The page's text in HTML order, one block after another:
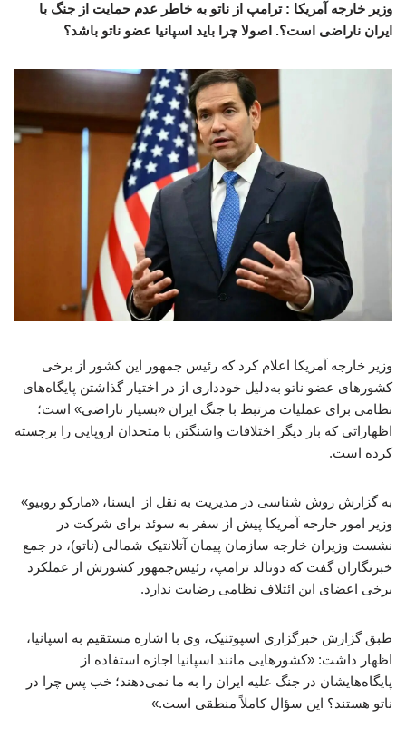
وزیر خارجه آمریکا : ترامپ از ناتو به خاطر عدم حمایت از جنگ با
ایران ناراضی است؟. اصولا چرا باید اسپانیا عضو ناتو باشد؟
وزیر خارجه آمریکا اعلام کرد که رئیس جمهور این کشور از برخی
کشورهای عضو ناتو به‌دلیل خودداری از در اختیار گذاشتن پایگاه‌های
نظامی برای عملیات مرتبط با جنگ ایران «بسیار ناراضی» است؛
اظهاراتی که بار دیگر اختلافات واشنگتن با متحدان اروپایی را برجسته
کرده است.
به گزارش روش شناسی در مدیریت به نقل از ایسنا، «مارکو روبیو»
وزیر امور خارجه آمریکا پیش از سفر به سوئد برای شرکت در
نشست وزیران خارجه سازمان پیمان آتلانتیک شمالی (ناتو)، در جمع
خبرنگاران گفت که دونالد ترامپ، رئیس‌جمهور کشورش از عملکرد
برخی اعضای این ائتلاف نظامی رضایت ندارد.
طبق گزارش خبرگزاری اسپوتنیک، وی با اشاره مستقیم به اسپانیا،
اظهار داشت: «کشورهایی مانند اسپانیا اجازه استفاده از
پایگاه‌هایشان در جنگ علیه ایران را به ما نمی‌دهند؛ خب پس چرا در
ناتو هستند؟ این سؤال کاملاً منطقی است.»